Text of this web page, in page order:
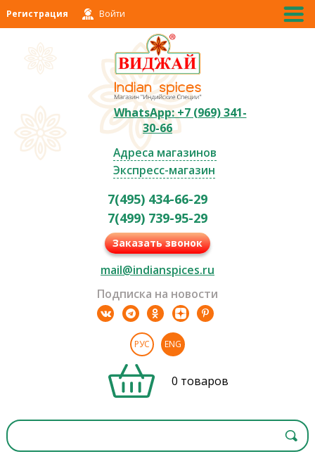
Регистрация Войти
WhatsApp: +7 (969) 341-
30-66
Адреса магазинов
Экспресс-магазин
7(495) 434-66-29
7(499) 739-95-29
Заказать звонок
mail@indianspices.ru
Подписка на новости
РУС ENG
0 товаров